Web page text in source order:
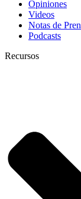
Opiniones
Videos
Notas de
Podcasts
Recursos